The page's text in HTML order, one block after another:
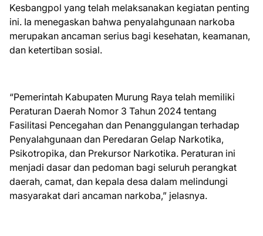
Kesbangpol yang telah melaksanakan kegiatan penting
ini. Ia menegaskan bahwa penyalahgunaan narkoba
merupakan ancaman serius bagi kesehatan, keamanan,
dan ketertiban sosial.
“Pemerintah Kabupaten Murung Raya telah memiliki
Peraturan Daerah Nomor 3 Tahun 2024 tentang
Fasilitasi Pencegahan dan Penanggulangan terhadap
Penyalahgunaan dan Peredaran Gelap Narkotika,
Psikotropika, dan Prekursor Narkotika. Peraturan ini
menjadi dasar dan pedoman bagi seluruh perangkat
daerah, camat, dan kepala desa dalam melindungi
masyarakat dari ancaman narkoba,” jelasnya.